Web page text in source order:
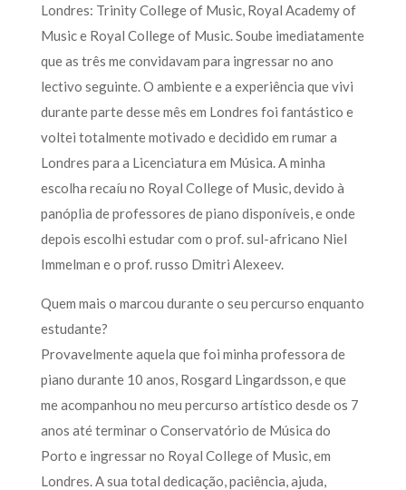
Londres: Trinity College of Music, Royal Academy of
Music e Royal College of Music. Soube imediatamente
que as três me convidavam para ingressar no ano
lectivo seguinte. O ambiente e a experiência que vivi
durante parte desse mês em Londres foi fantástico e
voltei totalmente motivado e decidido em rumar a
Londres para a Licenciatura em Música. A minha
escolha recaíu no Royal College of Music, devido à
panóplia de professores de piano disponíveis, e onde
depois escolhi estudar com o prof. sul-africano Niel
Immelman e o prof. russo Dmitri Alexeev.
Quem mais o marcou durante o seu percurso enquanto
estudante?
Provavelmente aquela que foi minha professora de
piano durante 10 anos, Rosgard Lingardsson, e que
me acompanhou no meu percurso artístico desde os 7
anos até terminar o Conservatório de Música do
Porto e ingressar no Royal College of Music, em
Londres. A sua total dedicação, paciência, ajuda,